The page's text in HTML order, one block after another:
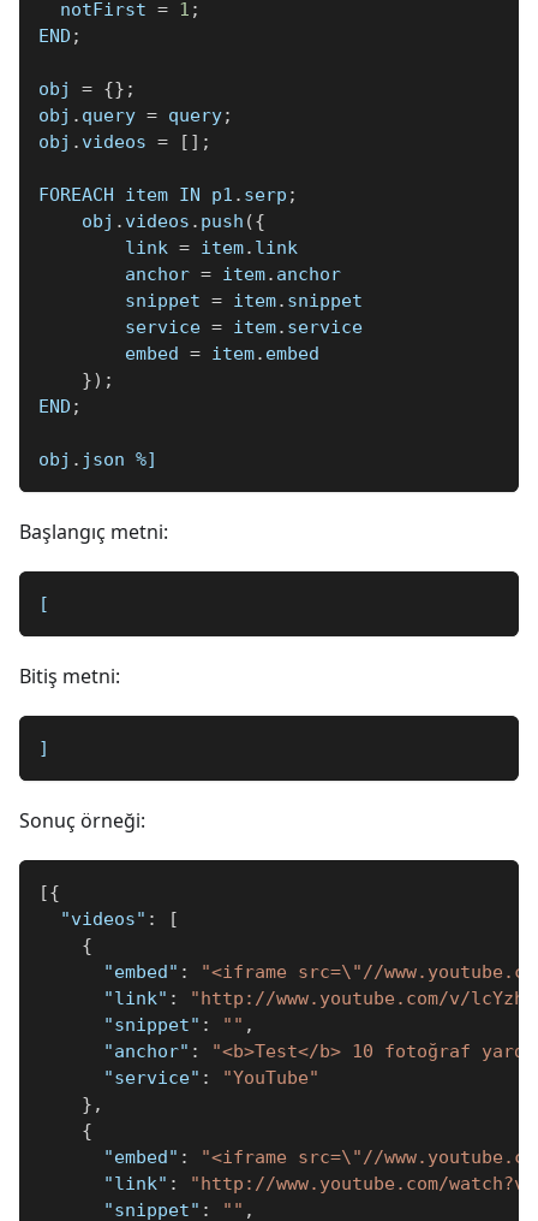
  notFirst
= 1 ;
END ;
obj = {} ;
obj . query = query;
obj . videos = [ ] ;
FOREACH item IN p1 . serp ;
    obj
. videos . push ({
        link
= item. link
        anchor
= item. anchor
        snippet
= item. snippet
        service
= item. service
        embed
= item. embed
}) ;
END ;
obj . json %]
Başlangıç metni:
[
Bitiş metni:
]
Sonuç örneği:
[{
"videos" :
[
{
"embed" :
"<iframe src=\"//
"link" :
"http://www.youtube.com/v/
"snippet" : "" ,
"anchor" :
"<b>Test</b> 10 fotoğraf
"service" :
"YouTube"
} ,
{
"embed" :
"<iframe src=\"//
"link" :
"http://www.youtube.com/
"snippet" : "" ,